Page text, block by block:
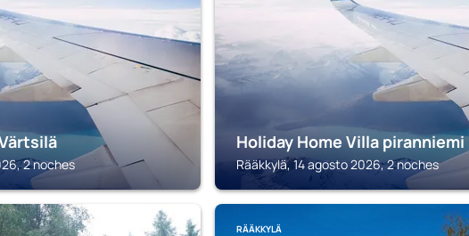
2 noches
Holiday Home Villa piranniemi
Rääkkylä, 14 agosto 2026, 2 noches
RÄÄKKYLÄ